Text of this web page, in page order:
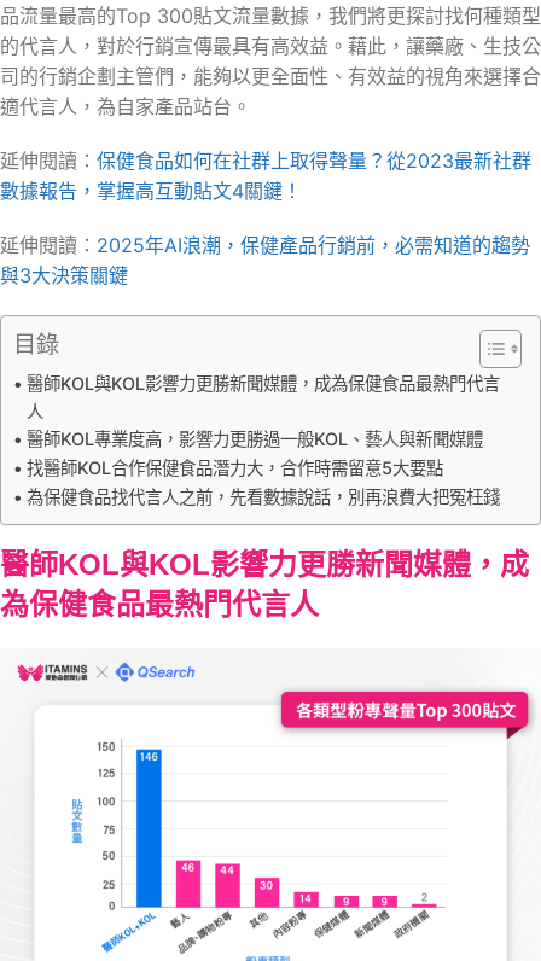
品流量最高的Top 300貼文流量數據，我們將更探討找何種類型
的代言人，對於行銷宣傳最具有高效益。藉此，讓藥廠、生技公
司的行銷企劃主管們，能夠以更全面性、有效益的視角來選擇合
適代言人，為自家產品站台。
延伸閱讀： 保健食品如何在社群上取得聲量？從2023最新社群
數據報告，掌握高互動貼文4關鍵！
延伸閱讀： 2025年AI浪潮，保健產品行銷前，必需知道的趨勢
與3大決策關鍵
目錄
醫師KOL與KOL影響力更勝新聞媒體，成為保健食品最熱門代言
人
醫師KOL專業度高，影響力更勝過一般KOL、藝人與新聞媒體
找醫師KOL合作保健食品潛力大，合作時需留意5大要點
為保健食品找代言人之前，先看數據說話，別再浪費大把冤枉錢
醫師KOL與KOL影響力更勝新聞媒體，成
為保健食品最熱門代言人